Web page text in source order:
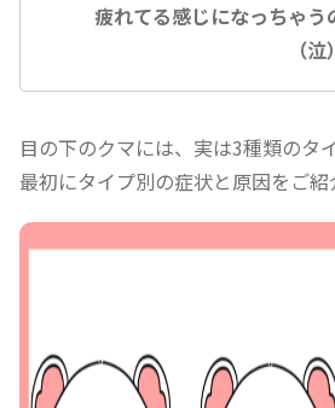
疲れてる感じになっちゃう
（泣）
目の下のクマには、実は3種類のタ
最初にタイプ別の症状と原因をご紹